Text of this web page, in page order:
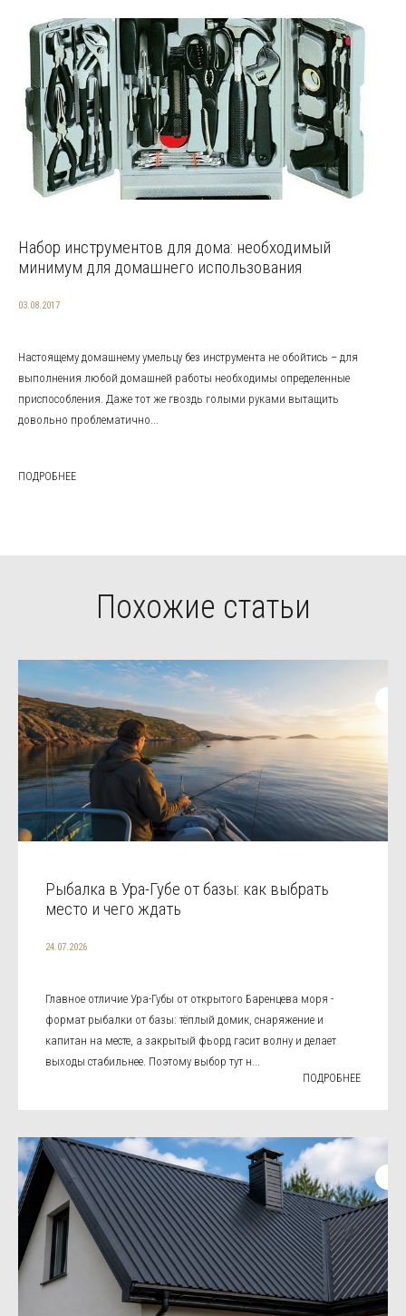
Набор инструментов для дома: необходимый
минимум для домашнего использования
03.08.2017
Настоящему домашнему умельцу без инструмента не обойтись – для
выполнения любой домашней работы необходимы определенные
приспособления. Даже тот же гвоздь голыми руками вытащить
довольно проблематично...
ПОДРОБНЕЕ
Похожие статьи
Рыбалка в Ура-Губе от базы: как выбрать
место и чего ждать
24.07.2026
Главное отличие Ура-Губы от открытого Баренцева моря -
формат рыбалки от базы: тёплый домик, снаряжение и
капитан на месте, а закрытый фьорд гасит волну и делает
выходы стабильнее. Поэтому выбор тут н...
ПОДРОБНЕЕ